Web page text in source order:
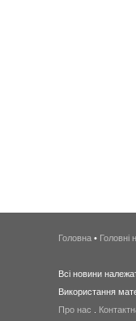
Головна • Головні
Всі новини
Використання
Про нас